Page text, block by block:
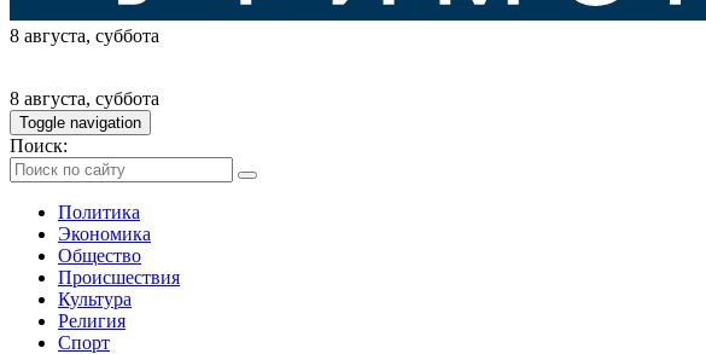
8 августа, суббота
8 августа, суббота
Toggle navigation
Поиск:
Политика
Экономика
Общество
Происшествия
Культура
Религия
Спорт